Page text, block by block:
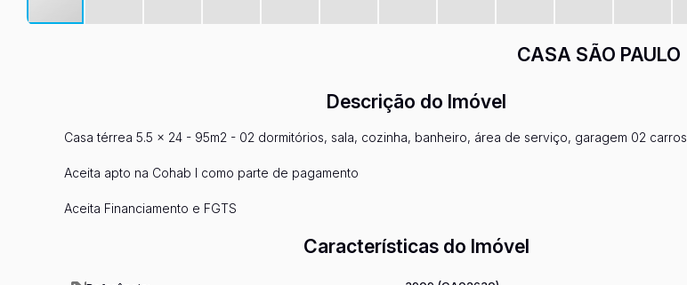
CASA SÃO PAULO
Descrição do Imóvel
Casa térrea 5.5 x 24 - 95m2 - 02 dormitórios, sala, cozinha, banheiro, área de serviço, garagem 02 carros
Aceita apto na Cohab I como parte de pagamento
Aceita Financiamento e FGTS
Características do Imóvel